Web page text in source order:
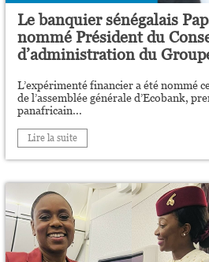
Le banquier sénégalais
nommé Président du
d’administration du
L’expérimenté financier a été nommé
de l’assemblée générale d’Ecobank,
panafricain...
Lire la suite